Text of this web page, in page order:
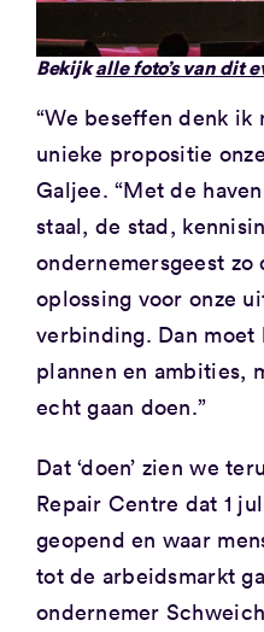
Bekijkalle foto’s van dit
“We beseffen denk
unieke propositie
Galjee. “Met de
staal, de stad,
ondernemersgeest zo
oplossing voor onze
verbinding. Dan
plannen en ambities,
echt gaan doen.”
Dat ‘doen’ zien we
Repair Centre dat 1
geopend en waar
tot de arbeidsmarkt
ondernemer